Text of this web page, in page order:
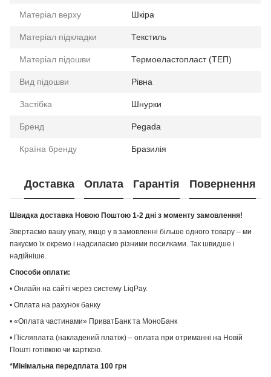
Матеріал верху Шкіра
Матеріал підкладки Текстиль
Матеріал підошви Термоеластопласт (ТЕП)
Вид підошви Рівна
Застібка Шнурки
Бренд Pegada
Країна бренду Бразилія
Доставка Оплата Гарантія Повернення
Швидка доставка Новою Поштою 1-2 дні з моменту замовлення!
Звертаємо вашу увагу, якщо у в замовленні більше одного товару – ми
пакуємо їх окремо і надсилаємо різними посилками. Так швидше і
надійніше.
Способи оплати:
• Онлайн на сайті через систему LiqPay.
• Оплата на рахунок банку
• «Оплата частинами» ПриватБанк та МоноБанк
• Післяплата (накладений платіж) – оплата при отриманні на Новій
Пошті готівкою чи карткою.
*Мінімальна передплата 100 грн